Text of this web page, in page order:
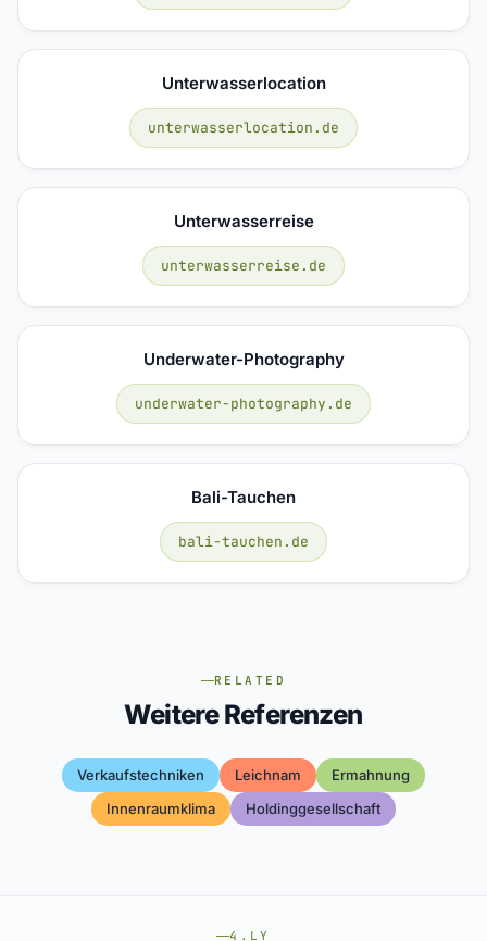
Unterwasserlocation
unterwasserlocation.de
Unterwasserreise
unterwasserreise.de
Underwater-Photography
underwater-photography.de
Bali-Tauchen
bali-tauchen.de
RELATED
Weitere Referenzen
Verkaufstechniken Leichnam
Ermahnung
Innenraumklima
Holdinggesellschaft
4.LY